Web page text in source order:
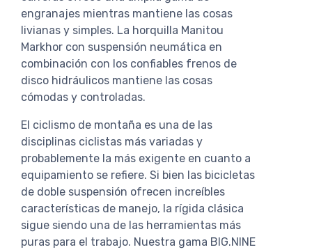
engranajes mientras mantiene las cosas
livianas y simples. La horquilla Manitou
Markhor con suspensión neumática en
combinación con los confiables frenos de
disco hidráulicos mantiene las cosas
cómodas y controladas.
El ciclismo de montaña es una de las
disciplinas ciclistas más variadas y
probablemente la más exigente en cuanto a
equipamiento se refiere. Si bien las bicicletas
de doble suspensión ofrecen increíbles
características de manejo, la rígida clásica
sigue siendo una de las herramientas más
puras para el trabajo. Nuestra gama BIG.NINE